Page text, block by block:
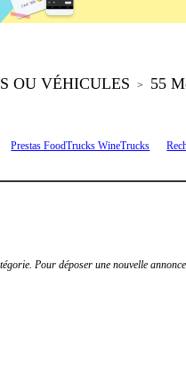
OU VÉHICULES > 55
Prestas FoodTrucks WineTrucks
Pour déposer une nouvelle